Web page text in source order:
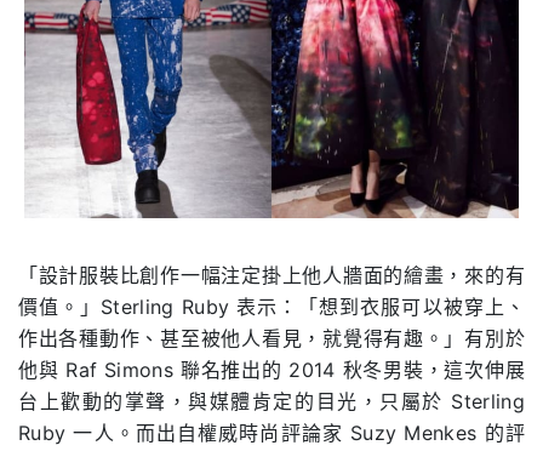
「設計服裝比創作一幅注定掛上他人牆面的繪畫，來的有
價值。」Sterling Ruby 表示：「想到衣服可以被穿上、
作出各種動作、甚至被他人看見，就覺得有趣。」有別於
他與 Raf Simons 聯名推出的 2014 秋冬男裝，這次伸展
台上歡動的掌聲，與媒體肯定的目光，只屬於 Sterling
Ruby 一人。而出自權威時尚評論家 Suzy Menkes 的評